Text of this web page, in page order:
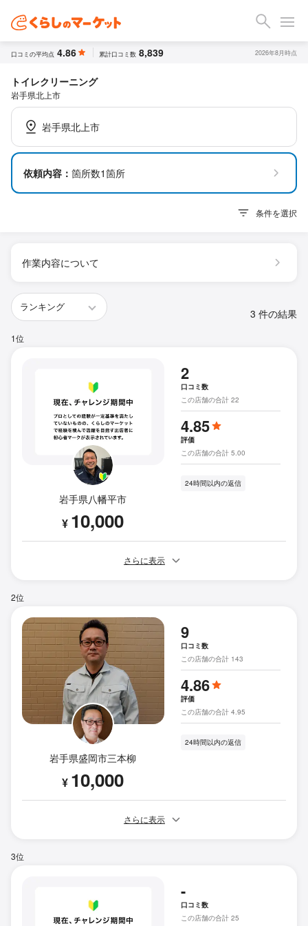
口コミの平均点 4.86 累計口コミ数 8,839 2026年8月時点
トイレクリーニング
岩手県北上市
岩手県北上市
依頼内容： 箇所数1箇所
条件を選択
作業内容について
3 件の結果
1位
岩手県八幡平市
¥ 10,000
2
口コミ数
この店舗の合計 22
4.85
評価
この店舗の合計 5.00
24時間以内の返信
さらに表示
2位
岩手県盛岡市三本柳
¥ 10,000
9
口コミ数
この店舗の合計 143
4.86
評価
この店舗の合計 4.95
24時間以内の返信
さらに表示
3位
-
口コミ数
この店舗の合計 25